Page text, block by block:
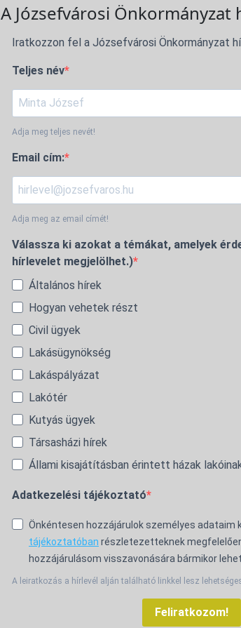
A Józsefvárosi Önkormányzat
Iratkozzon fel a Józsefvárosi Önkormányzat
Teljes név
Adja meg teljes nevét!
Email cím:
Adja meg az email címét!
Válassza ki azokat a témákat, amelyek
hírlevelet megjelölhet.)
Általános hírek
Hogyan vehetek részt
Civil ügyek
Lakásügynökség
Lakáspályázat
Lakótér
Kutyás ügyek
Társasházi hírek
Állami kisajátításban érintett házak
Adatkezelési tájékoztató
Önkéntesen hozzájárulok személyes adataim
tájékoztatóban részletezetteknek
hozzájárulásom visszavonására bármikor
A leiratkozás a hírlevél alján található linkkel lesz
Feliratkozom!